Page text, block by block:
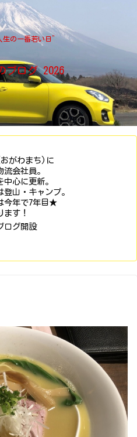
の一番若い日”
ブログ 2026
がわまち)に
会社員。
心に更新。
山・キャンプ。
今年で7年目★
ます！
グ開設